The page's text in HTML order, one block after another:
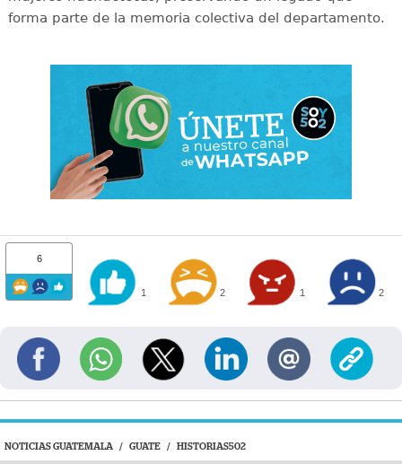
forma parte de la memoria colectiva del departamento.
6
1 2 1 2
NOTICIAS GUATEMALA / GUATE / HISTORIAS502